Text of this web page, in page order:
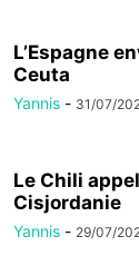
L’Espagne
Ceuta
Yannis - 31/07/
Le Chili
Cisjordanie
Yannis - 29/07/